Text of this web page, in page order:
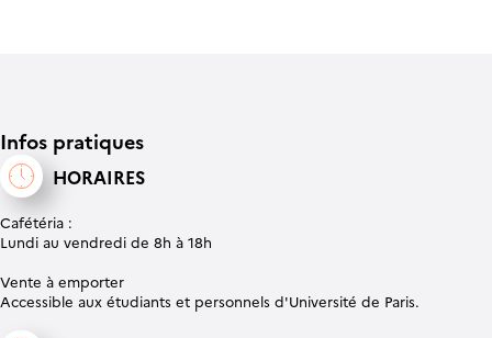
Infos pratiques
HORAIRES
Cafétéria :
Lundi au vendredi de 8h à 18h
Vente à emporter
Accessible aux étudiants et personnels d'Université de Paris.